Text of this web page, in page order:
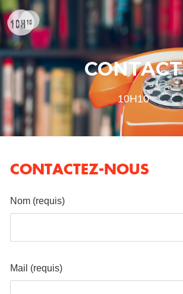
CONTACT
10H10
CONTACTEZ-NOUS
Nom (requis)
Mail (requis)